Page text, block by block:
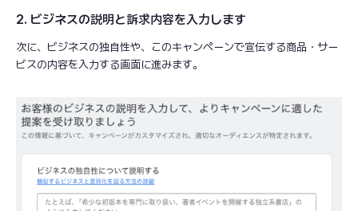
2. ビジネスの説明と訴求内容を入力します
次に、ビジネスの独自性や、このキャンペーンで宣伝する商品・サー
ビスの内容を入力する画面に進みます。